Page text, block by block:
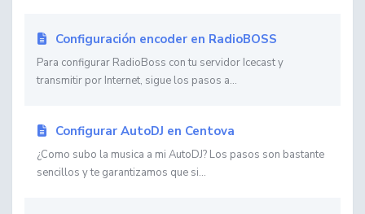
Configuración encoder en RadioBOSS
Para configurar RadioBoss con tu servidor Icecast y
transmitir por Internet, sigue los pasos a...
Configurar AutoDJ en Centova
¿Como subo la musica a mi AutoDJ? Los pasos son bastante
sencillos y te garantizamos que si...